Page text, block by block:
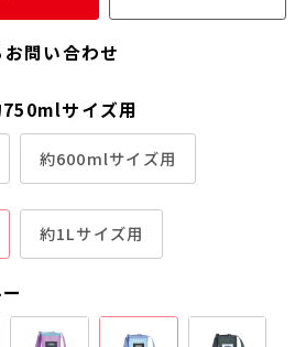
用品
ービス用ギフト用品
問い合わせ
サイズ用
約600mlサイズ用
約1Lサイズ用